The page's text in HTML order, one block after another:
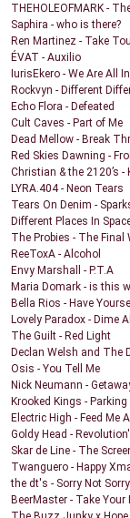
THEHOLEOFMARK -
Saphira - who is there?
Ren Martinez - Take
ÉVAT - Auxilio
IurisEkero - We Are All
Rockvyn - Different
Echo Flora - Defeated
Cult Caves - Part of Me
Dead Mellow - Break
Red Skies Dawning -
Christian & the 2120’s
LYRA.404 - Neon Tears
Tears On Denim -
Different Places In
The Probies - The Final
ReeToxA - Alcohol
Envy Marshall - P.T.A
Maria Domark - is this
Bella Rios - Have
Lovely Paradox - Dime
The Guilt - Red Light
Declan Welsh and The
Osis - You Tell Me
Nick Neumann -
Krooked Kings - Parking
Electric High - Feed Me
Goldy Head -
Skar de Line - The
Twanguero - Happy
the dt's - Sorry Not Sorry
BeerMaster - Take Your